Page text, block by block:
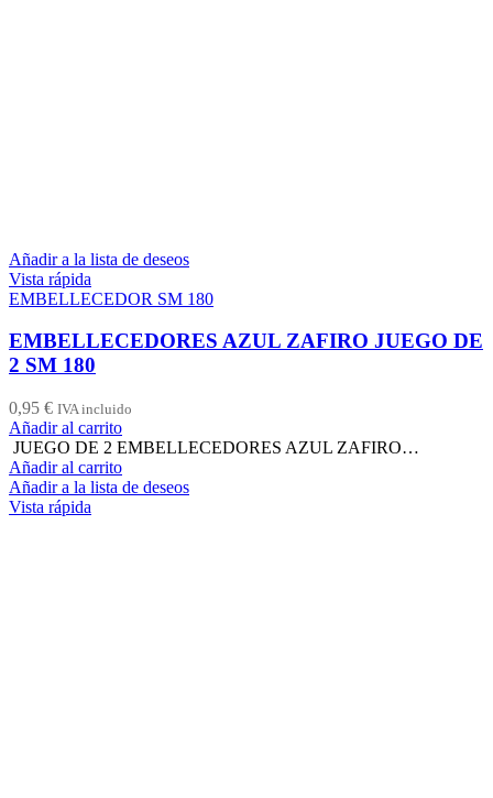
Añadir a la lista de deseos
Vista rápida
EMBELLECEDOR SM 180
EMBELLECEDORES AZUL ZAFIRO JUEGO DE
2 SM 180
0,95 € IVA incluido
Añadir al carrito
JUEGO DE 2 EMBELLECEDORES AZUL ZAFIRO…
Añadir al carrito
Añadir a la lista de deseos
Vista rápida